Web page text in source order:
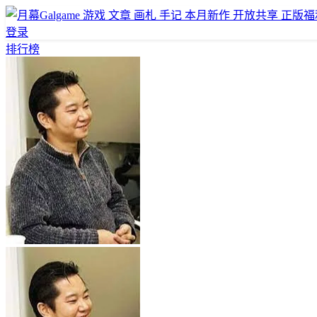
游戏 文章 画札 手记 本月新作 开放共享 正版
登录
排行榜